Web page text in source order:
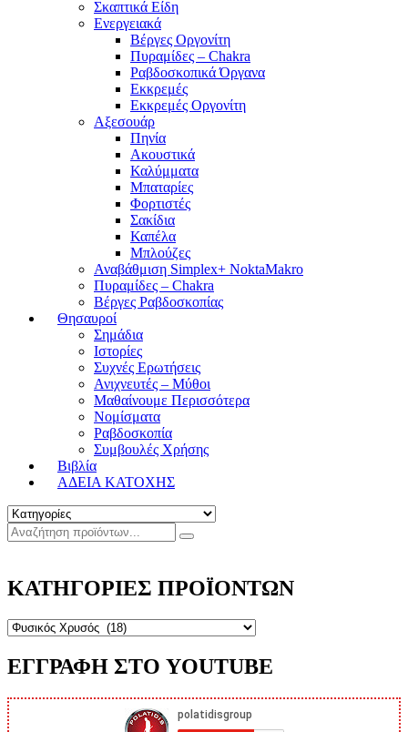
Σκαπτικά Είδη
Ενεργειακά
Βέργες Οργονίτη
Πυραμίδες – Chakra
Ραβδοσκοπικά Όργανα
Εκκρεμές
Εκκρεμές Οργονίτη
Αξεσουάρ
Πηνία
Ακουστικά
Καλύμματα
Μπαταρίες
Φορτιστές
Σακίδια
Καπέλα
Μπλούζες
Αναβάθμιση Simplex+ NoktaMakro
Πυραμίδες – Chakra
Βέργες Ραβδοσκοπίας
Θησαυροί
Σημάδια
Ιστορίες
Συχνές Ερωτήσεις
Ανιχνευτές – Μύθοι
Μαθαίνουμε Περισσότερα
Νομίσματα
Ραβδοσκοπία
Συμβουλές Χρήσης
Βιβλία
ΑΔΕΙΑ ΚΑΤΟΧΗΣ
ΚΑΤΗΓΟΡΙΕΣ ΠΡΟΪΟΝΤΩΝ
ΕΓΓΡΑΦΗ ΣΤΟ YOUTUBE